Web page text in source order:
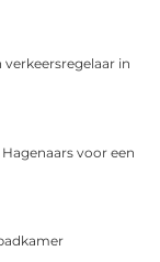
verkeersregelaar in
voor een